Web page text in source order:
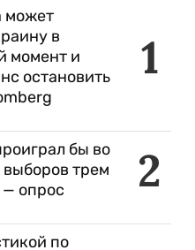
1
может
в
момент и
остановить
2
бы во
выборов трем
опрос
по